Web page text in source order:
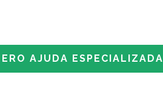
AJUDA ESPECIALIZADA